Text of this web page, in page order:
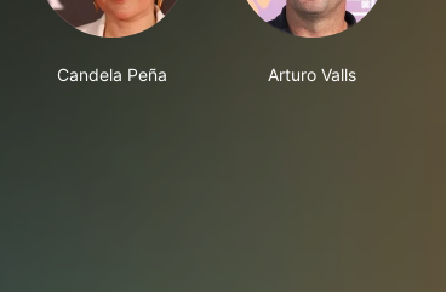
Candela Peña Arturo Valls